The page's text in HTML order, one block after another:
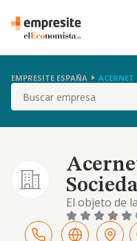
EMPRESITE ESPAÑA
Buscar
El objeto de
prestación de